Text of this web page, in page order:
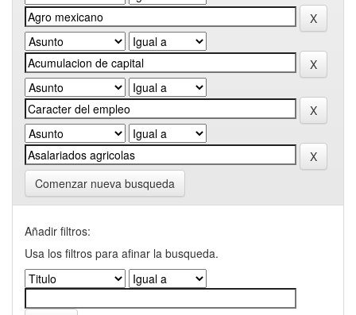
Comenzar nueva busqueda
Añadir filtros:
Usa los filtros para afinar la busqueda.